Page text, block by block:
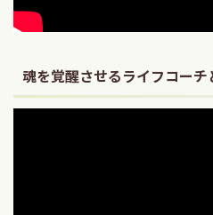
魂を覚醒させるライフコーチ